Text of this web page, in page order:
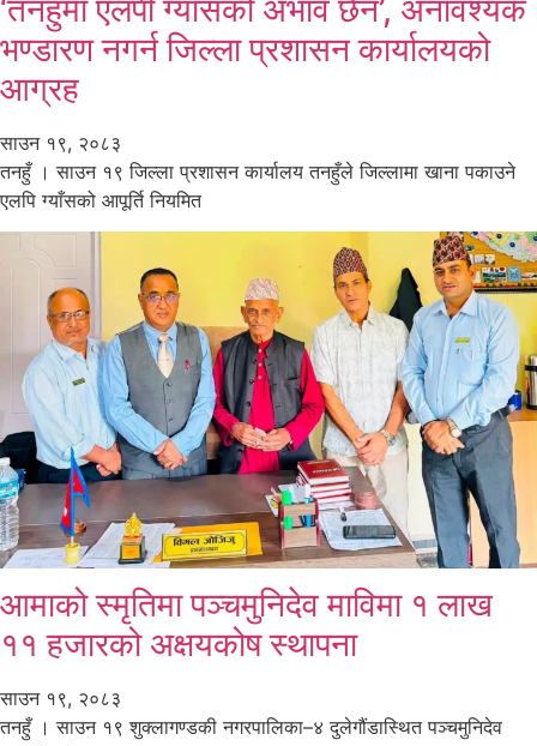
‘तनहुँमा एलपी ग्याँसको अभाव छैन’, अनावश्यक
भण्डारण नगर्न जिल्ला प्रशासन कार्यालयको
आग्रह
साउन १९, २०८३
तनहुँ । साउन १९ जिल्ला प्रशासन कार्यालय तनहुँले जिल्लामा खाना पकाउने
एलपि ग्याँसको आपूर्ति नियमित
आमाको स्मृतिमा पञ्चमुनिदेव माविमा १ लाख
११ हजारको अक्षयकोष स्थापना
साउन १९, २०८३
तनहुँ । साउन १९ शुक्लागण्डकी नगरपालिका–४ दुलेगौंडास्थित पञ्चमुनिदेव